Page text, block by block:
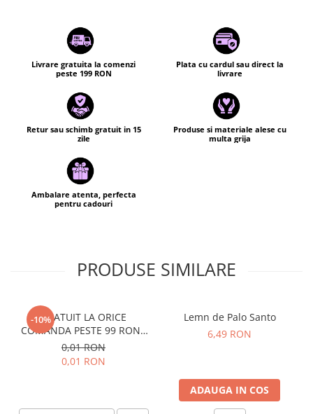
Livrare gratuita la comenzi
peste 199 RON
Plata cu cardul sau direct la
livrare
Retur sau schimb gratuit in 15
zile
Produse si materiale alese cu
multa grija
Ambalare atenta, perfecta
pentru cadouri
PRODUSE SIMILARE
-10%GRATUIT LA ORICE
COMANDA PESTE 99 RON -
Cutie personalizata cadou
Black and Yang
0,01 RON
0,01 RON
Lemn de Palo Santo
6,49 RON
ADAUGA IN COS